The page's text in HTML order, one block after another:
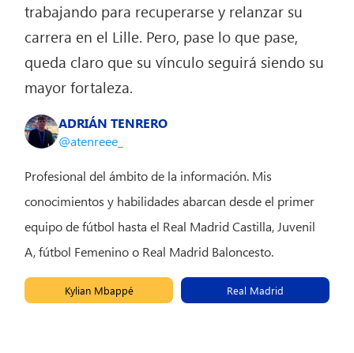
trabajando para recuperarse y relanzar su
carrera en el Lille. Pero, pase lo que pase,
queda claro que su vínculo seguirá siendo su
mayor fortaleza.
ADRIÁN TENRERO
@atenreee_
Profesional del ámbito de la información. Mis
conocimientos y habilidades abarcan desde el primer
equipo de fútbol hasta el Real Madrid Castilla, Juvenil
A, fútbol Femenino o Real Madrid Baloncesto.
Kylian Mbappé Real Madrid